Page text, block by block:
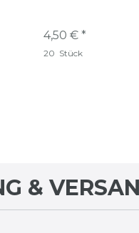
4,50 € *
20 Stück
&